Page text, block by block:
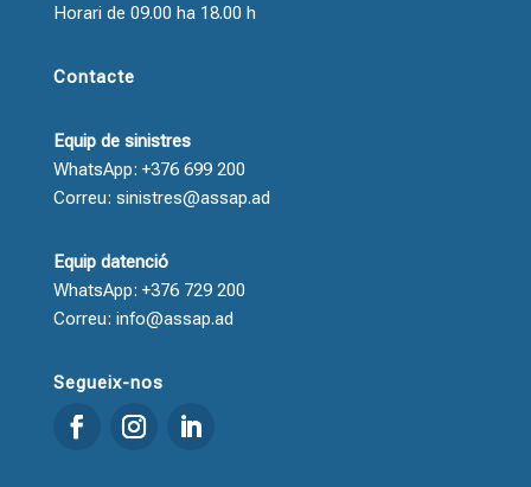
Horari de 09.00 ha 18.00 h
Contacte
Equip de sinistres
WhatsApp: +376 699 200
Correu: sinistres@assap.ad
Equip datenció
WhatsApp: +376 729 200
Correu: info@assap.ad
Segueix-nos